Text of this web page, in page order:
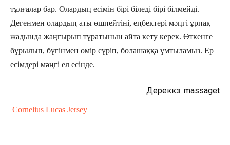
тұлғалар бар. Олардың есімін бірі біледі бірі білмейді.
Дегенмен олардың аты өшпейтіні, еңбектері мәңгі ұрпақ
жадында жаңғырып тұратынын айта кету керек. Өткенге
бұрылып, бүгінмен өмір сүріп, болашаққа ұмтыламыз. Ер
есімдері мәңгі ел есінде.
Дереккөз: massaget
Cornelius Lucas Jersey